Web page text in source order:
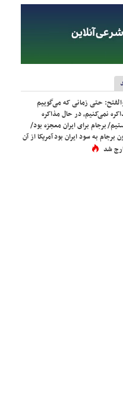
حتی زمانی که می‌گوییم
نمی‌کنیم، در حال مذاکره
برجام برای ایران معجزه بود/
برجام به سود ایران بود آمریکا از آن
شد